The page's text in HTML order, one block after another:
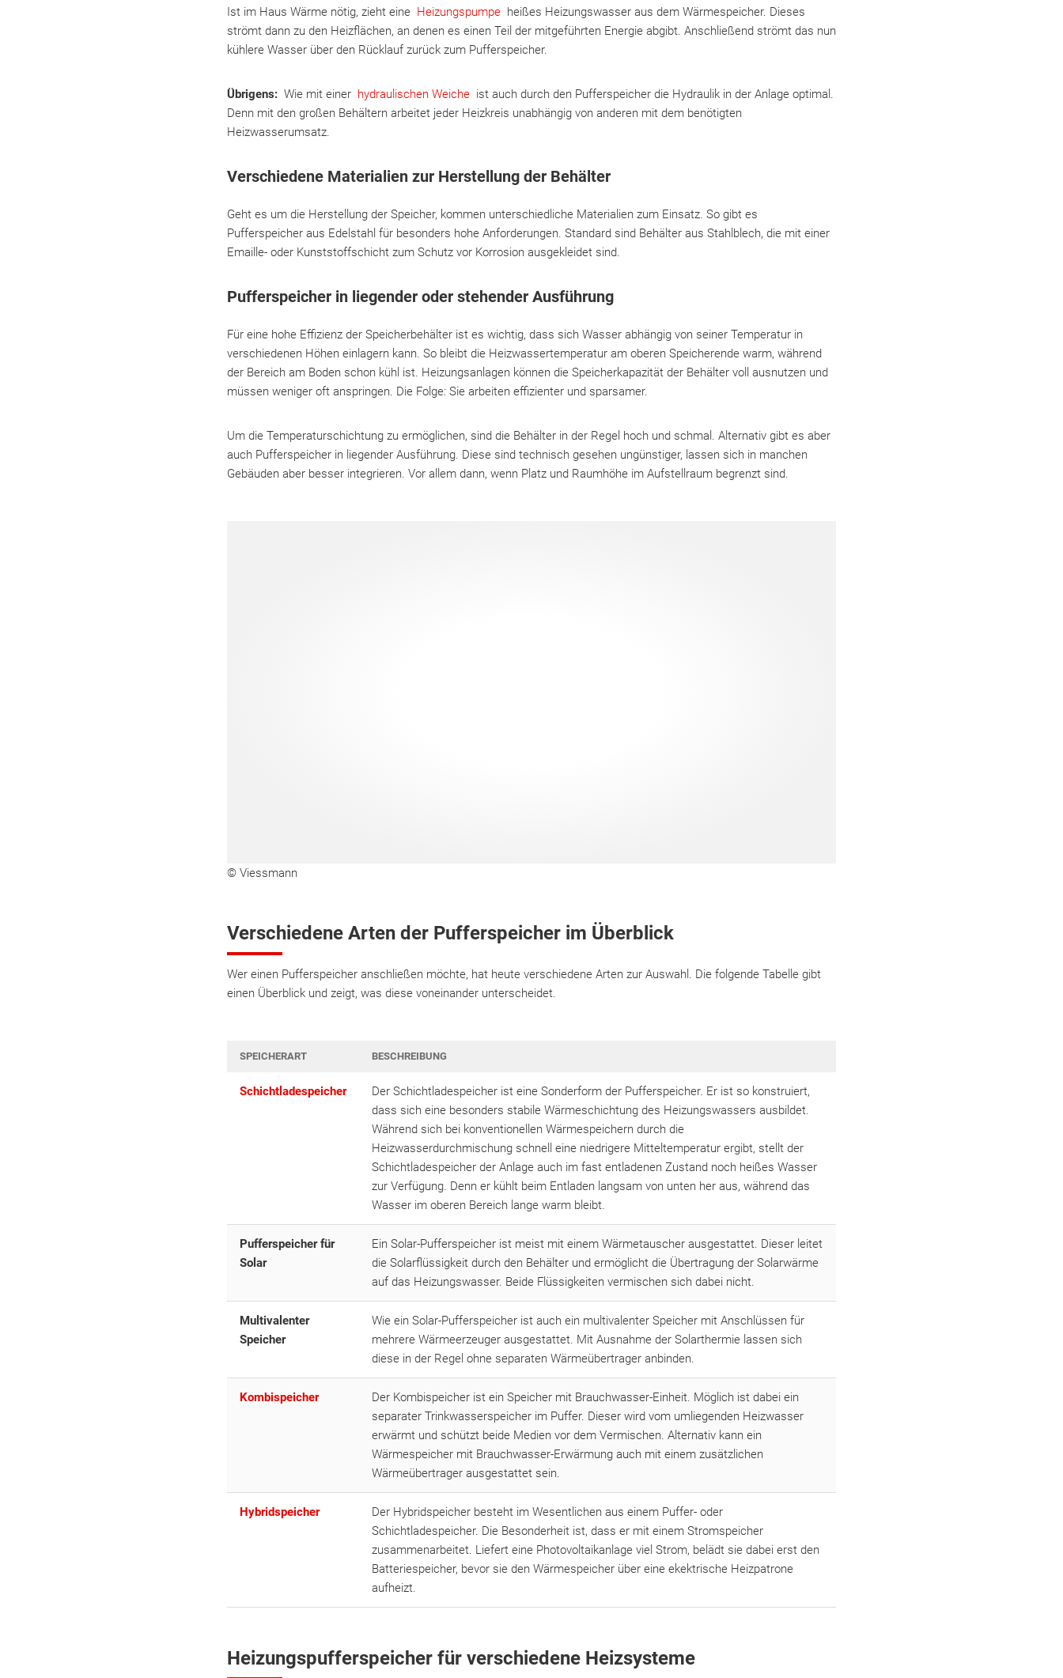
Ist im Haus Wärme nötig, zieht eine Heizungspumpe heißes Heizungswasser aus dem Wärmespeicher. Dieses
strömt dann zu den Heizflächen, an denen es einen Teil der mitgeführten Energie abgibt. Anschließend strömt das nun
kühlere Wasser über den Rücklauf zurück zum Pufferspeicher.
Übrigens: Wie mit einer hydraulischen Weiche ist auch durch den Pufferspeicher die Hydraulik in der Anlage optimal.
Denn mit den großen Behältern arbeitet jeder Heizkreis unabhängig von anderen mit dem benötigten
Heizwasserumsatz.
Verschiedene Materialien zur Herstellung der Behälter
Geht es um die Herstellung der Speicher, kommen unterschiedliche Materialien zum Einsatz. So gibt es
Pufferspeicher aus Edelstahl für besonders hohe Anforderungen. Standard sind Behälter aus Stahlblech, die mit einer
Emaille- oder Kunststoffschicht zum Schutz vor Korrosion ausgekleidet sind.
Pufferspeicher in liegender oder stehender Ausführung
Für eine hohe Effizienz der Speicherbehälter ist es wichtig, dass sich Wasser abhängig von seiner Temperatur in
verschiedenen Höhen einlagern kann. So bleibt die Heizwassertemperatur am oberen Speicherende warm, während
der Bereich am Boden schon kühl ist. Heizungsanlagen können die Speicherkapazität der Behälter voll ausnutzen und
müssen weniger oft anspringen. Die Folge: Sie arbeiten effizienter und sparsamer.
Um die Temperaturschichtung zu ermöglichen, sind die Behälter in der Regel hoch und schmal. Alternativ gibt es aber
auch Pufferspeicher in liegender Ausführung. Diese sind technisch gesehen ungünstiger, lassen sich in manchen
Gebäuden aber besser integrieren. Vor allem dann, wenn Platz und Raumhöhe im Aufstellraum begrenzt sind.
© Viessmann
Verschiedene Arten der Pufferspeicher im Überblick
Wer einen Pufferspeicher anschließen möchte, hat heute verschiedene Arten zur Auswahl. Die folgende Tabelle gibt
einen Überblick und zeigt, was diese voneinander unterscheidet.
SPEICHERART BESCHREIBUNG
Schichtladespeicher
Der Schichtladespeicher ist eine Sonderform der Pufferspeicher. Er ist so konstruiert,
dass sich eine besonders stabile Wärmeschichtung des Heizungswassers ausbildet.
Während sich bei konventionellen Wärmespeichern durch die
Heizwasserdurchmischung schnell eine niedrigere Mitteltemperatur ergibt, stellt der
Schichtladespeicher der Anlage auch im fast entladenen Zustand noch heißes Wasser
zur Verfügung. Denn er kühlt beim Entladen langsam von unten her aus, während das
Wasser im oberen Bereich lange warm bleibt.
Pufferspeicher für
Solar
Ein Solar-Pufferspeicher ist meist mit einem Wärmetauscher ausgestattet. Dieser leitet
die Solarflüssigkeit durch den Behälter und ermöglicht die Übertragung der Solarwärme
auf das Heizungswasser. Beide Flüssigkeiten vermischen sich dabei nicht.
Multivalenter
Speicher
Wie ein Solar-Pufferspeicher ist auch ein multivalenter Speicher mit Anschlüssen für
mehrere Wärmeerzeuger ausgestattet. Mit Ausnahme der Solarthermie lassen sich
diese in der Regel ohne separaten Wärmeübertrager anbinden.
Kombispeicher
Der Kombispeicher ist ein Speicher mit Brauchwasser-Einheit. Möglich ist dabei ein
separater Trinkwasserspeicher im Puffer. Dieser wird vom umliegenden Heizwasser
erwärmt und schützt beide Medien vor dem Vermischen. Alternativ kann ein
Wärmespeicher mit Brauchwasser-Erwärmung auch mit einem zusätzlichen
Wärmeübertrager ausgestattet sein.
Hybridspeicher
Der Hybridspeicher besteht im Wesentlichen aus einem Puffer- oder
Schichtladespeicher. Die Besonderheit ist, dass er mit einem Stromspeicher
zusammenarbeitet. Liefert eine Photovoltaikanlage viel Strom, belädt sie dabei erst den
Batteriespeicher, bevor sie den Wärmespeicher über eine ekektrische Heizpatrone
aufheizt.
Heizungspufferspeicher für verschiedene Heizsysteme